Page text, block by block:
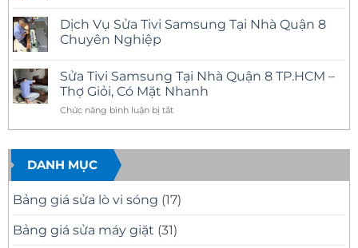
Uy
Tín
–
Nhanh,
Báo
Giá
Minh
Samsung
Tại
Nhà
Uy
Tín
Có
Nhanh,
Đúng
Bệnh
bình
luận
ở
Samsung
Tại
Nhà
Quận
Uy
Có
Mặt
Nhanh
Sau
Phút
Dịch Vụ Sửa Tivi Samsung Tại Nhà Quận 8
Chuyên Nghiệp
bình
luận
ở
Dịch
Sửa
Samsung
Tại
Nhà
Quận
Chuyên
Sửa Tivi Samsung Tại Nhà Quận 8 TP.HCM –
Thợ Giỏi, Có Mặt Nhanh
Chức năng bình luận bị tắtở
Samsung
8
–
DANH MỤC
Bảng giá sửa lò vi sóng (17)
Bảng giá sửa máy giặt (31)